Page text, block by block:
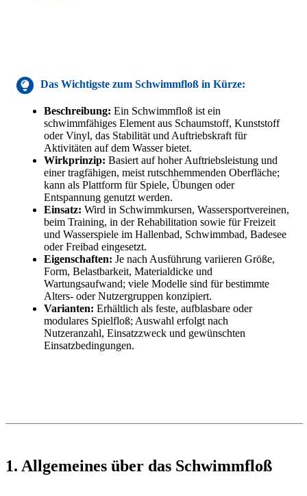
Das Wichtigste zum Schwimmfloß in Kürze:
Beschreibung: Ein Schwimmfloß ist ein
schwimmfähiges Element aus Schaumstoff, Kunststoff
oder Vinyl, das Stabilität und Auftriebskraft für
Aktivitäten auf dem Wasser bietet.
Wirkprinzip: Basiert auf hoher Auftriebsleistung und
einer tragfähigen, meist rutschhemmenden Oberfläche;
kann als Plattform für Spiele, Übungen oder
Entspannung genutzt werden.
Einsatz: Wird in Schwimmkursen, Wassersportvereinen,
beim Training, in der Rehabilitation sowie für Freizeit
und Wasserspiele im Hallenbad, Schwimmbad, Badesee
oder Freibad eingesetzt.
Eigenschaften: Je nach Ausführung variieren Größe,
Form, Belastbarkeit, Materialdicke und
Wartungsaufwand; viele Modelle sind für bestimmte
Alters- oder Nutzergruppen konzipiert.
Varianten: Erhältlich als feste, aufblasbare oder
modulares Spielfloß; Auswahl erfolgt nach
Nutzeranzahl, Einsatzzweck und gewünschten
Einsatzbedingungen.
1. Allgemeines über das Schwimmfloß